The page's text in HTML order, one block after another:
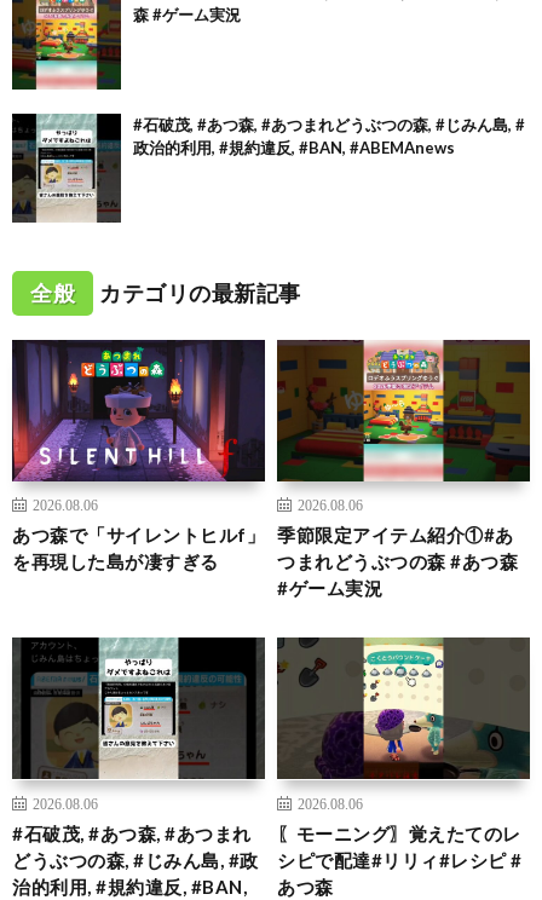
森 #ゲーム実況
#石破茂, #あつ森, #あつまれどうぶつの森, #じみん島, #
政治的利用, #規約違反, #BAN, #ABEMAnews
全般 カテゴリの最新記事
2026.08.06
あつ森で「サイレントヒルf」
を再現した島が凄すぎる
2026.08.06
季節限定アイテム紹介①#あ
つまれどうぶつの森 #あつ森
#ゲーム実況
2026.08.06
#石破茂, #あつ森, #あつまれ
どうぶつの森, #じみん島, #政
治的利用, #規約違反, #BAN,
2026.08.06
〖モーニング〗覚えたてのレ
シピで配達#リリィ#レシピ #
あつ森